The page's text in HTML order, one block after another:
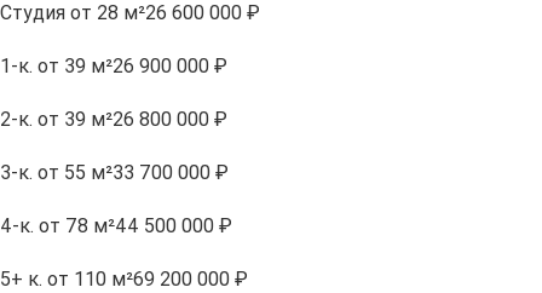
Студия от 28 м²26 600 000 ₽
1-к. от 39 м²26 900 000 ₽
2-к. от 39 м²26 800 000 ₽
3-к. от 55 м²33 700 000 ₽
4-к. от 78 м²44 500 000 ₽
5+ к. от 110 м²69 200 000 ₽